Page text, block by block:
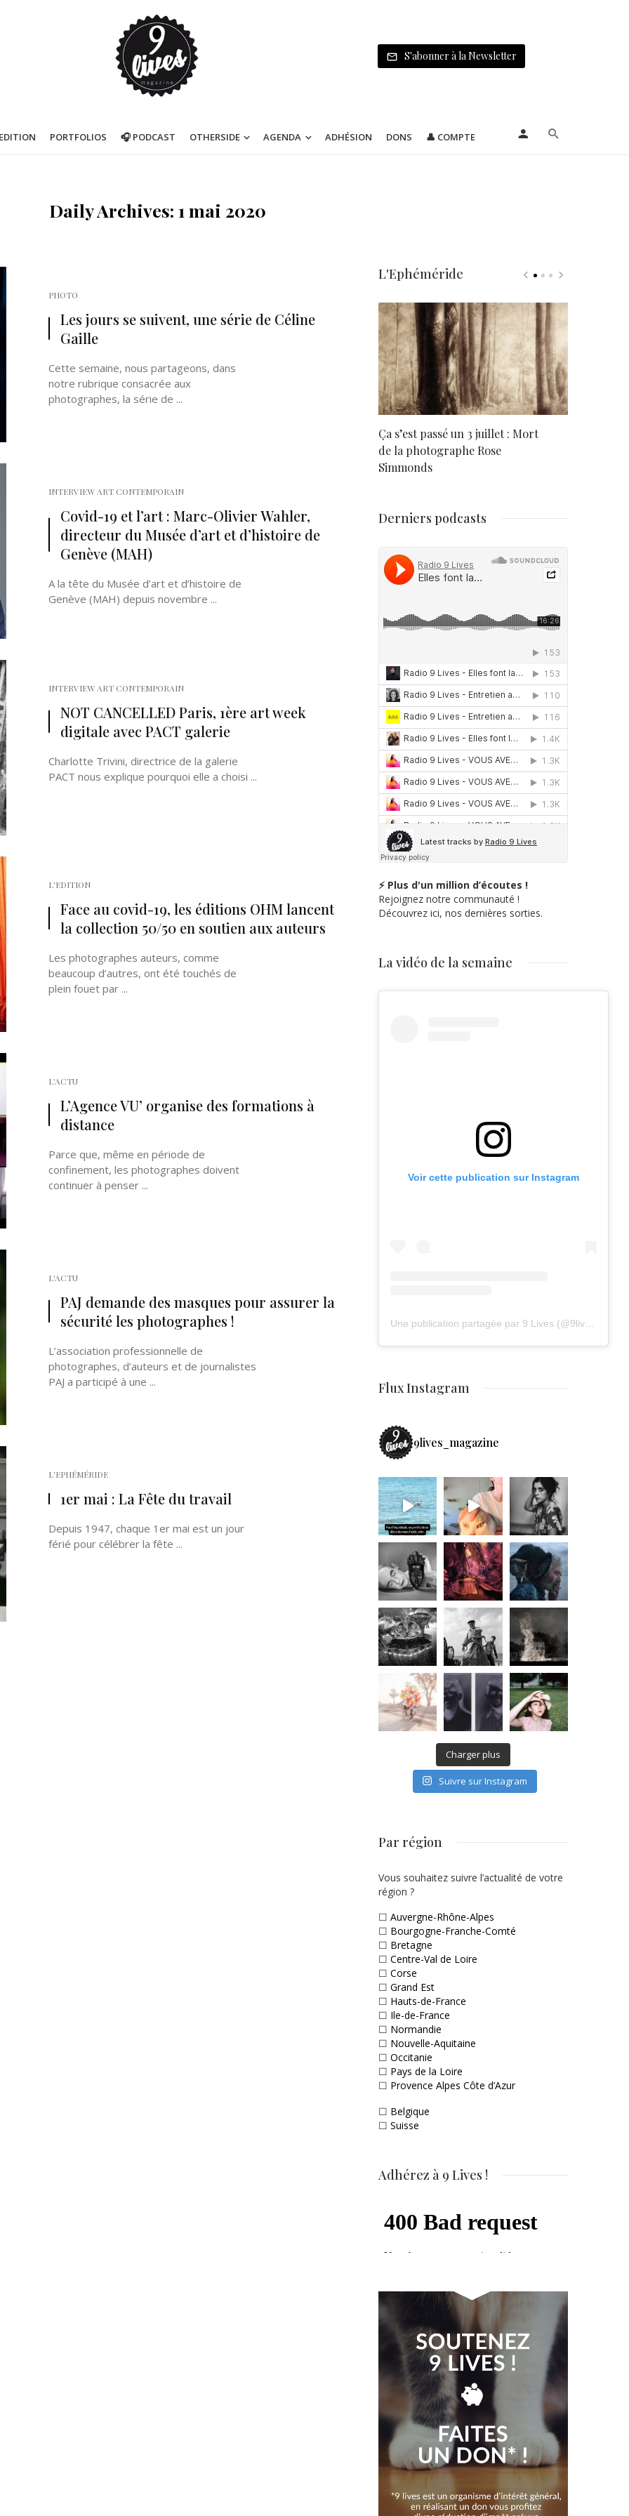
S'abonner à la Newsletter
PORTFOLIOS 🎧 PODCAST OTHERSIDE AGENDA ADHÉSION DONS 👤 COMPTE
Daily Archives: 1 mai 2020
PHOTO
Les jours se suivent, une série de Céline
Gaille
Cette semaine, nous partageons, dans
notre rubrique consacrée aux
photographes, la série de ...
INTERVIEW ART CONTEMPORAIN
Covid-19 et l’art : Marc-Olivier Wahler,
directeur du Musée d’art et d’histoire de
Genève (MAH)
A la tête du Musée d’art et d’histoire de
Genève (MAH) depuis novembre ...
INTERVIEW ART CONTEMPORAIN
NOT CANCELLED Paris, 1ère art week
digitale avec PACT galerie
Charlotte Trivini, directrice de la galerie
PACT nous explique pourquoi elle a choisi ...
L'EDITION
Face au covid-19, les éditions OHM lancent
la collection 50/50 en soutien aux auteurs
Les photographes auteurs, comme
beaucoup d’autres, ont été touchés de
plein fouet par ...
L'ACTU
L’Agence VU’ organise des formations à
distance
Parce que, même en période de
confinement, les photographes doivent
continuer à penser ...
L'ACTU
PAJ demande des masques pour assurer la
sécurité les photographes !
L’association professionnelle de
photographes, d’auteurs et de journalistes
PAJ a participé à une ...
L'EPHÉMÉRIDE
1er mai : La Fête du travail
Depuis 1947, chaque 1er mai est un jour
férié pour célébrer la fête ...
L'Ephéméride
Ça s’est passé un 3 juillet : Mort
de la photographe Rose
Simmonds
Derniers podcasts
⚡ Plus d'un million d’écoutes !
Rejoignez notre communauté !
Découvrez ici, nos dernières sorties.
La vidéo de la semaine
Voir cette publication sur Instagram
Flux Instagram
9lives_magazine
Charger plus
Suivre sur Instagram
Par région
Vous souhaitez suivre l’actualité de votre
région ?
☐ Auvergne-Rhône-Alpes
☐ Bourgogne-Franche-Comté
☐ Bretagne
☐ Centre-Val de Loire
☐ Corse
☐ Grand Est
☐ Hauts-de-France
☐ Ile-de-France
☐ Normandie
☐ Nouvelle-Aquitaine
☐ Occitanie
☐ Pays de la Loire
☐ Provence Alpes Côte d’Azur
☐ Belgique
☐ Suisse
Adhérez à 9 Lives !